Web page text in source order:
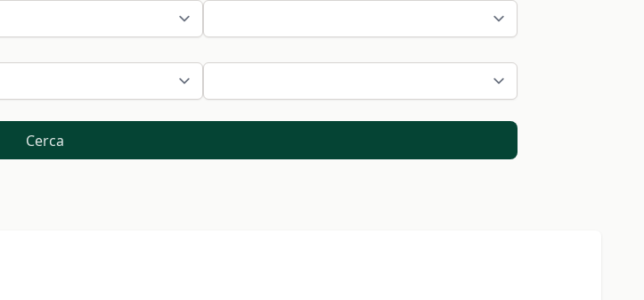
Cerca